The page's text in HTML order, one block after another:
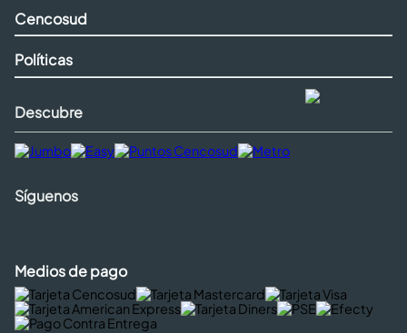
Cencosud
Políticas
Descubre
Síguenos
Medios de pago